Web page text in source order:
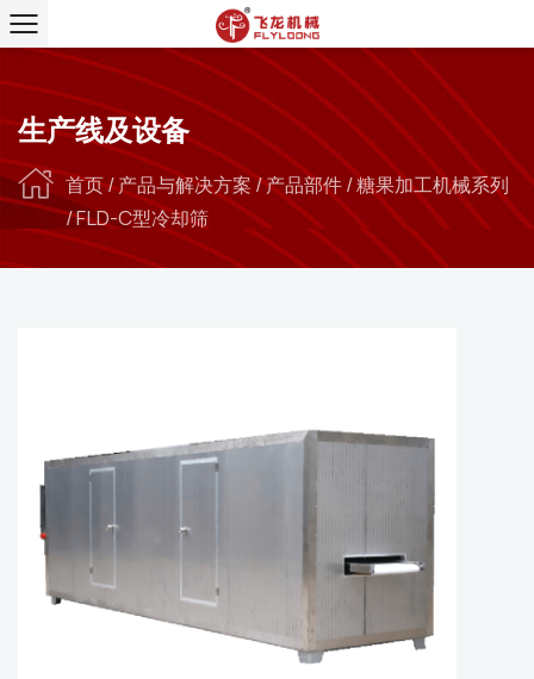
生产线及设备
首页/产品与解决方案/产品部件/糖果加工机械系列
/FLD-C型冷却筛